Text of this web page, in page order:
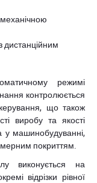
дистанційним
режимі
контролюється
що також
виробу та якості
у машинобудуванні,
покриттям.
виконується на
відрізки рівної